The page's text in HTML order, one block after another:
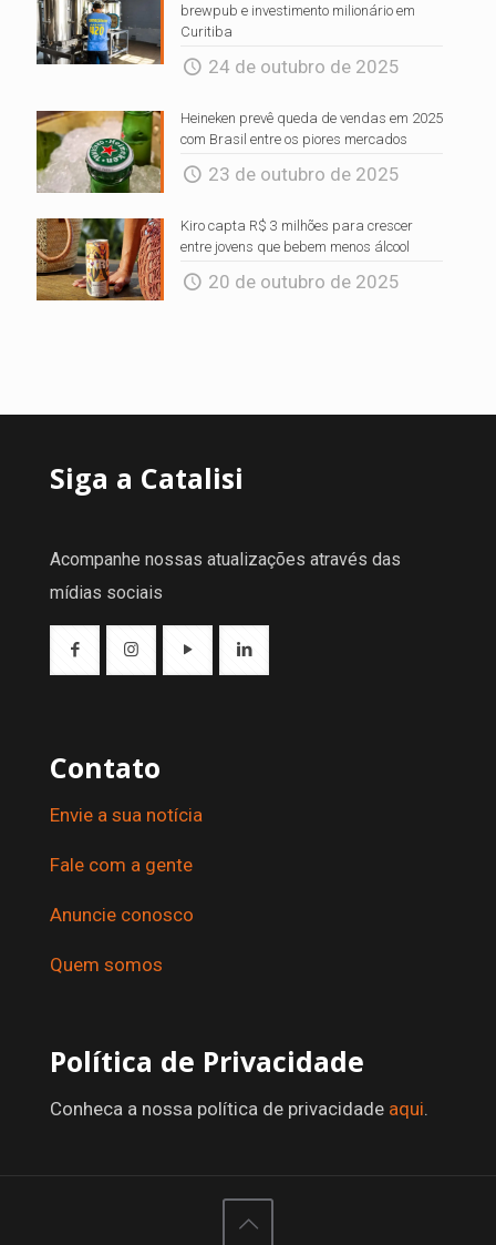
brewpub e investimento milionário em
Curitiba
24 de outubro de 2025
Heineken prevê queda de vendas em 2025
com Brasil entre os piores mercados
23 de outubro de 2025
Kiro capta R$ 3 milhões para crescer
entre jovens que bebem menos álcool
20 de outubro de 2025
Siga a Catalisi
Acompanhe nossas atualizações através das
mídias sociais
Contato
Envie a sua notícia
Fale com a gente
Anuncie conosco
Quem somos
Política de Privacidade
Conheca a nossa política de privacidade aqui.